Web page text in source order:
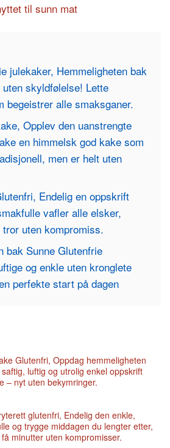
til sunn mat
julekaker, Hemmeligheten bak
skyldfølelse! Lette
begeistrer alle smaksganer.
Opplev den uanstrengte
en himmelsk god kake som
men er helt uten
Endelig en oppskrift
vafler alle elsker,
uten kompromiss.
bak Sunne Glutenfrie
og enkle uten kronglete
perfekte start på dagen
Glutenfri, Oppdag hemmeligheten
luftig og utrolig enkel oppskrift
– nyt uten bekymringer.
glutenfri, Endelig den enkle,
og trygge middagen du lengter etter,
minutter uten kompromisser.